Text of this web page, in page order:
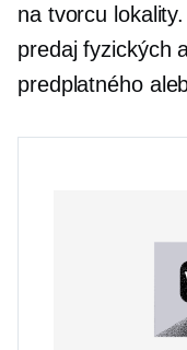
na tvorcu
predaj fyzických
predplatného